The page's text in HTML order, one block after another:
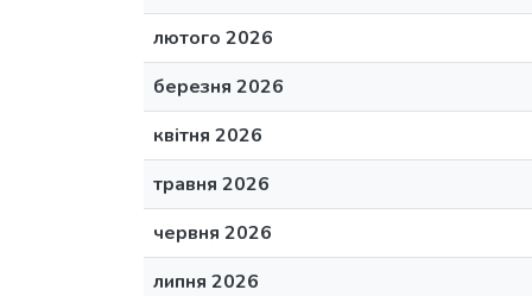
лютого 2026
березня 2026
квітня 2026
травня 2026
червня 2026
липня 2026